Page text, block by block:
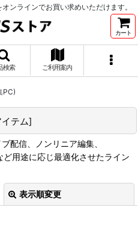
ンラインでお買い求めいただけます。
カート
検索 ご利用案内
PC)
テム]
配信、ノンリニア編集、
用途に応じ最適化させたライン
表示順変更